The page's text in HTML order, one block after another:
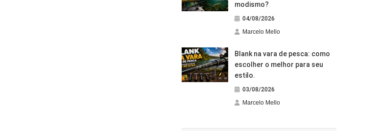
modismo?
04/08/2026
Marcelo Mello
Blank na vara de pesca: como
escolher o melhor para seu
estilo.
03/08/2026
Marcelo Mello